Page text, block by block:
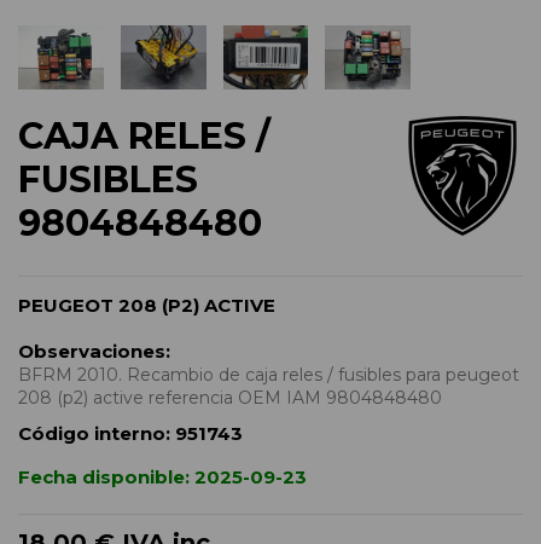
CAJA RELES /
FUSIBLES
9804848480
PEUGEOT 208 (P2) ACTIVE
Observaciones:
BFRM 2010. Recambio de caja reles / fusibles para peugeot
208 (p2) active referencia OEM IAM 9804848480
Código interno: 951743
Fecha disponible: 2025-09-23